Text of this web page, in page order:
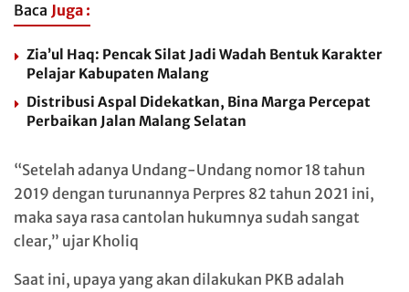
Baca Juga :
Zia’ul Haq: Pencak Silat Jadi Wadah Bentuk Karakter
Pelajar Kabupaten Malang
Distribusi Aspal Didekatkan, Bina Marga Percepat
Perbaikan Jalan Malang Selatan
“Setelah adanya Undang-Undang nomor 18 tahun
2019 dengan turunannya Perpres 82 tahun 2021 ini,
maka saya rasa cantolan hukumnya sudah sangat
clear,” ujar Kholiq
Saat ini, upaya yang akan dilakukan PKB adalah